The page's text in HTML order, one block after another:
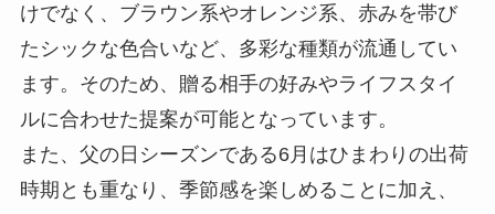
けでなく、ブラウン系やオレンジ系、赤みを帯び
たシックな色合いなど、多彩な種類が流通してい
ます。そのため、贈る相手の好みやライフスタイ
ルに合わせた提案が可能となっています。
また、父の日シーズンである6月はひまわりの出荷
時期とも重なり、季節感を楽しめることに加え、